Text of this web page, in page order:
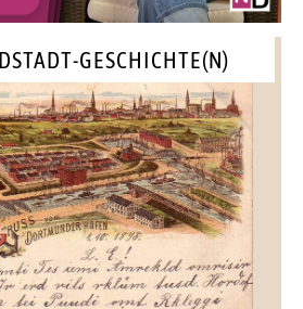
GESCHICHTE(N)